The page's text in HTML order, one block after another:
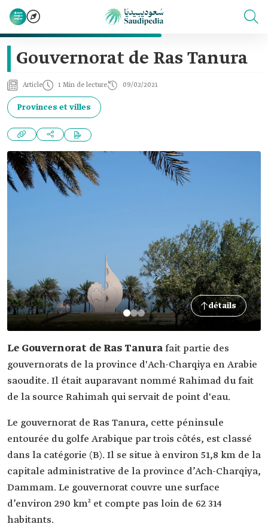
Gouvernorat de Ras Tanura
Article 1 Min de lecture 09/02/2021
Provinces et villes
détails
Le Gouvernorat de Ras Tanurafait partie des
gouvernorats de la province d'Ach-Charqiya en Arabie
saoudite. Il était auparavant nommé Rahimad du fait
de la source Rahimah qui servait de point d'eau.
Le gouvernorat de Ras Tanura, cette péninsule
entourée du golfe Arabique par trois côtés, est classé
dans la catégorie (B). Il se situe à environ 51,8 km de la
capitale administrative de la province d’Ach-Charqiya,
Dammam. Le gouvernorat couvre une surface
d’environ 290 km² et compte pas loin de 62 314
habitants.